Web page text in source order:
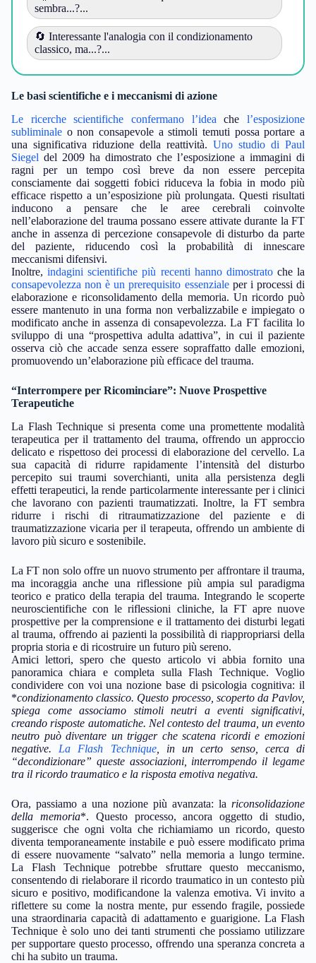
sembra...?...
🔄 Interessante l'analogia con il condizionamento
classico, ma...?...
Le basi scientifiche e i meccanismi di azione
Le ricerche scientifiche confermano l’idea chel’esposizione
subliminale o non consapevole a stimoli temuti possa portare a
una significativa riduzione della reattività. Uno studio di Paul
Siegel del 2009 ha dimostrato che l’esposizione a immagini di
ragni per un tempo così breve da non essere percepita
consciamente dai soggetti fobici riduceva la fobia in modo più
efficace rispetto a un’esposizione più prolungata. Questi risultati
inducono a pensare che le aree cerebrali coinvolte
nell’elaborazione del trauma possano essere attivate durante la FT
anche in assenza di percezione consapevole di disturbo da parte
del paziente, riducendo così la probabilità di innescare
meccanismi difensivi.
Inoltre,indagini scientifiche più recenti hanno dimostratoche la
consapevolezza non è un prerequisito essenzialeper i processi di
elaborazione e riconsolidamento della memoria. Un ricordo può
essere mantenuto in una forma non verbalizzabile e impiegato o
modificato anche in assenza di consapevolezza. La FT facilita lo
sviluppo di una “prospettiva adulta adattiva”, in cui il paziente
osserva ciò che accade senza essere sopraffatto dalle emozioni,
promuovendo un’elaborazione più efficace del trauma.
“Interrompere per Ricominciare”: Nuove Prospettive
Terapeutiche
La Flash Technique si presenta come una promettente modalità
terapeutica per il trattamento del trauma, offrendo un approccio
delicato e rispettoso dei processi di elaborazione del cervello. La
sua capacità di ridurre rapidamente l’intensità del disturbo
percepito sui traumi soverchianti, unita alla persistenza degli
effetti terapeutici, la rende particolarmente interessante per i clinici
che lavorano con pazienti traumatizzati. Inoltre, la FT sembra
ridurre i rischi di ritraumatizzazione del paziente e di
traumatizzazione vicaria per il terapeuta, offrendo un ambiente di
lavoro più sicuro e sostenibile.
La FT non solo offre un nuovo strumento per affrontare il trauma,
ma incoraggia anche una riflessione più ampia sul paradigma
teorico e pratico della terapia del trauma. Integrando le scoperte
neuroscientifiche con le riflessioni cliniche, la FT apre nuove
prospettive per la comprensione e il trattamento dei disturbi legati
al trauma, offrendo ai pazienti la possibilità di riappropriarsi della
propria storia e di ricostruire un futuro più sereno.
Amici lettori, spero che questo articolo vi abbia fornito una
panoramica chiara e completa sulla Flash Technique. Voglio
condividere con voi una nozione base di psicologia cognitiva: il
*condizionamento classico. Questo processo, scoperto da Pavlov,
spiega come associamo stimoli neutri a eventi significativi,
creando risposte automatiche. Nel contesto del trauma, un evento
neutro può diventare un trigger che scatena ricordi e emozioni
negative. La Flash Technique, in un certo senso, cerca di
“decondizionare” queste associazioni, interrompendo il legame
tra il ricordo traumatico e la risposta emotiva negativa.
Ora, passiamo a una nozione più avanzata: la riconsolidazione
della memoria*. Questo processo, ancora oggetto di studio,
suggerisce che ogni volta che richiamiamo un ricordo, questo
diventa temporaneamente instabile e può essere modificato prima
di essere nuovamente “salvato” nella memoria a lungo termine.
La Flash Technique potrebbe sfruttare questo meccanismo,
consentendo di rielaborare il ricordo traumatico in un contesto più
sicuro e positivo, modificandone la valenza emotiva. Vi invito a
riflettere su come la nostra mente, pur essendo fragile, possiede
una straordinaria capacità di adattamento e guarigione. La Flash
Technique è solo uno dei tanti strumenti che possiamo utilizzare
per supportare questo processo, offrendo una speranza concreta a
chi ha subito un trauma.